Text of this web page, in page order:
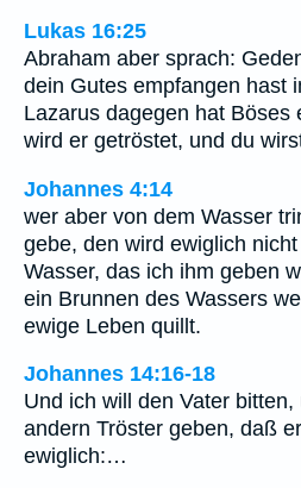
Lukas 16:25
Abraham aber sprach:
dein Gutes empfangen hast
Lazarus dagegen hat Böses
wird er getröstet, und du
Johannes 4:14
wer aber von dem Wasser
gebe, den wird ewiglich
Wasser, das ich ihm geben
ein Brunnen des Wassers
ewige Leben quillt.
Johannes 14:16-18
Und ich will den Vater
andern Tröster geben, daß
ewiglich:…